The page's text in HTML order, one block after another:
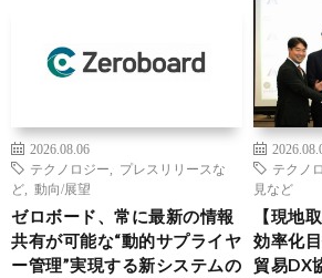
2026.08.06
テクノロジー
プレスリリースな
ど
動向/展望
ゼロボード、常に最新の情報
共有が可能な“動的サプライヤ
ー管理”実現する新システムの
テクノ
見など
【現地
効率化
貿易DX